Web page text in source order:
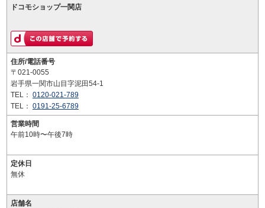
ドコモショップ一関店
住所/電話番号
〒021-0055
岩手県一関市山目字泥田54-1
TEL： 0120-021-789
TEL： 0191-25-6789
営業時間
午前10時〜午後7時
定休日
無休
店舗名